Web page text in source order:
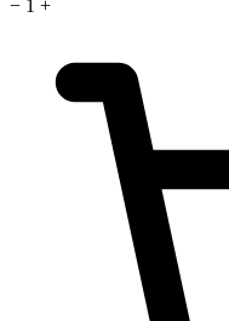
− 1 +